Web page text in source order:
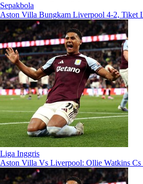
Sepakbola
Aston Villa Bungkam Liverpool 4-2, Tiket
Liga Inggris
Aston Villa Vs Liverpool: Ollie Watkins Cs